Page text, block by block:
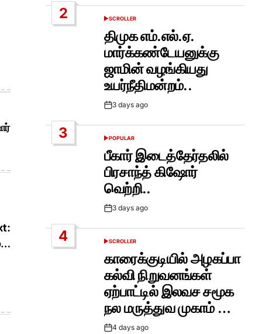
2
POSTED
SCROLLER
திமுக எம்.எல்.ஏ.
மார்க்கண்டேயனுக்கு
ஜாமின் வழங்கியது
உயர்நீதிமன்றம்..
Post3 days ago
3
POSTED
POPULAR
பீகார் இடைத்தேர்தலில்
பிரசாந்த் கிஷோர்
வெற்றி..
Post3 days ago
4
POSTED
SCROLLER
காரைக்குடியில் அழகப்பா
கல்வி நிறுவனங்கள்
ஏற்பாட்டில் இலவச சமூக
நல மருத்துவ முகாம் …
Post4 days ago